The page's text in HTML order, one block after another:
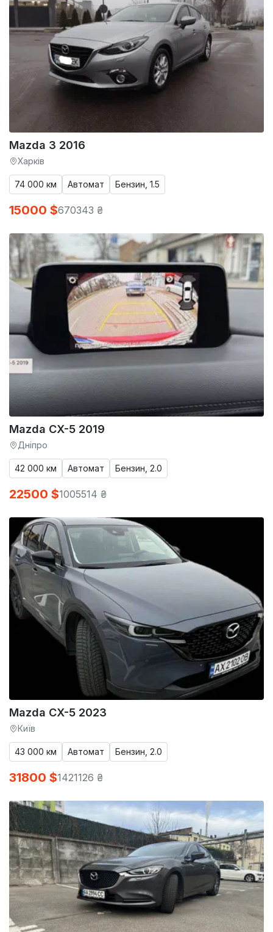
Mazda 3 2016
Харків
74 000 км Автомат Бензин, 1.5
15000 $670343 ₴
Mazda CX-5 2019
Дніпро
42 000 км Автомат Бензин, 2.0
22500 $1005514 ₴
Mazda CX-5 2023
Київ
43 000 км Автомат Бензин, 2.0
31800 $1421126 ₴